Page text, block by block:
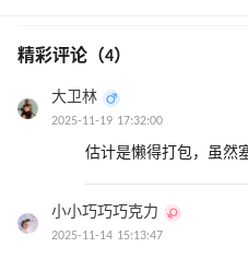
精彩评论（4）
大卫林
2025-11-19 17:32:00
估计是懒得打包，虽然
小小巧巧巧克力
2025-11-14 15:13:47